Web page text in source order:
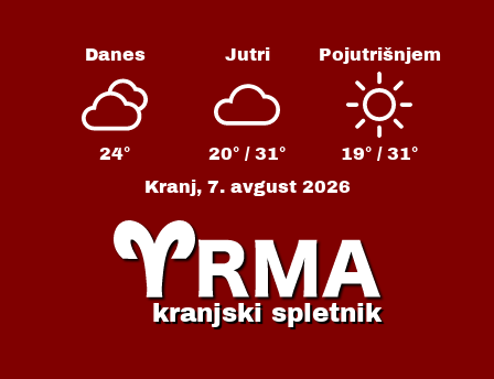
Danes
24°
Jutri
20° / 31°
Pojutrišnjem
19° / 31°
Kranj, 7. avgust 2026
kranjski spletnik